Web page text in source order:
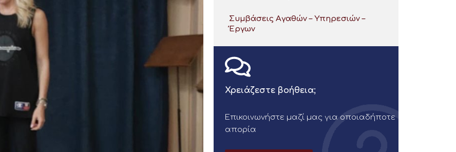
Συμβάσεις Αγαθών – Υπηρεσιών –
Έργων
Χρειάζεστε βοήθεια;
Επικοινωνήστε μαζί μας για οποιαδήποτε
απορία